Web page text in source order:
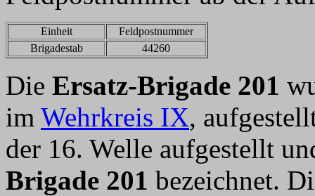
Einheit
Feldpostnummer
Brigadestab
44260
Die Ersatz-Brigade 201
im Wehrkreis IX,
der 16. Welle aufgestellt
Brigade 201 bezeichnet.